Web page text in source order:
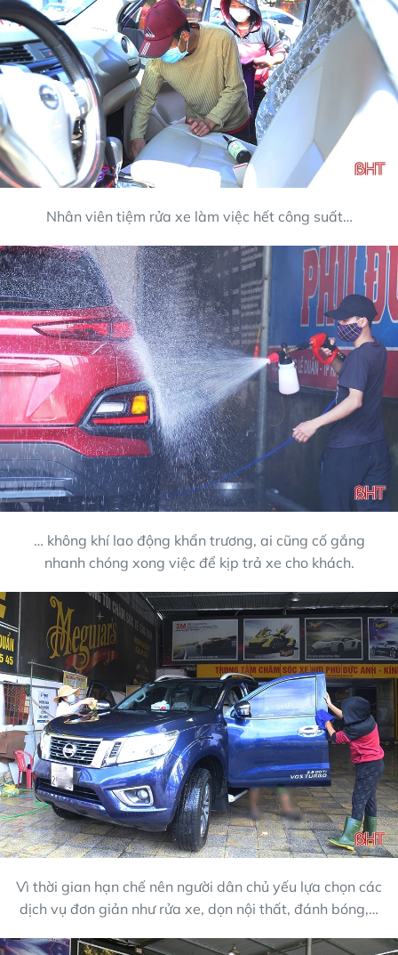
Nhân viên tiệm rửa xe làm việc hết công suất…
… không khí lao động khẩn trương, ai cũng cố gắng
nhanh chóng xong việc để kịp trả xe cho khách.
Vì thời gian hạn chế nên người dân chủ yếu lựa chọn các
dịch vụ đơn giản như rửa xe, dọn nội thất, đánh bóng,…